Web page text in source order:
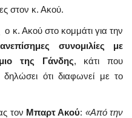
στον κ. Ακού.
κ. Ακού στο κομμάτι για την
ανεπίσημες συνομιλίες με
της Γάνδης, κάτι που
ότι διαφωνεί με το
τον Μπαρτ Ακού: «Από την